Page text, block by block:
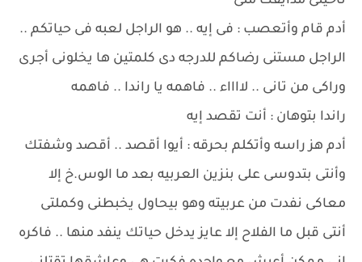
أدم قام وأتعصب : فى إيه .. هو الراجل لعبه فى حياتكم ..
الراجل مستنى رضاكم للدرجه دى كلمتين ها يخلونى أجرى
وراكى من تانى .. لااااء .. فاهمه يا راندا .. فاهمه
راندا بتوهان : أنت تقصد إيه
أدم هز راسه وأتكلم بحرقه : أيوا أقصد .. أقصد وشفتك
وأنتى بتدوسى على بنزين العربيه بعد ما الوس.خ إلا
معاكى نفدت من عربيته وهو بيحاول يخبطنى وكملتى
أنتى قبل ما الفلاح إلا عايز يدخل حياتك ينفد منها .. فاكره